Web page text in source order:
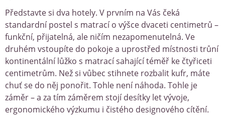
Představte si dva hotely. V prvním na Vás čeká
standardní postel s matrací o výšce dvaceti centimetrů –
funkční, přijatelná, ale ničím nezapomenutelná. Ve
druhém vstoupíte do pokoje a uprostřed místnosti trůní
kontinentální lůžko s matrací sahající téměř ke čtyřiceti
centimetrům. Než si vůbec stihnete rozbalit kufr, máte
chuť se do něj ponořit. Tohle není náhoda. Tohle je
záměr – a za tím záměrem stojí desítky let vývoje,
ergonomického výzkumu i čistého designového cítění.